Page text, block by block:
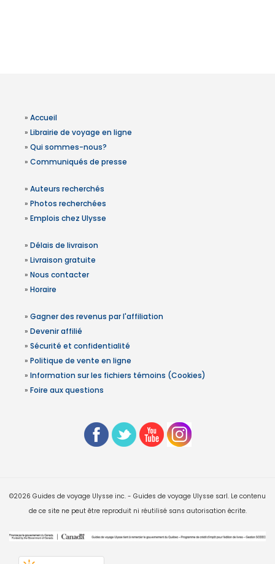
» Accueil
» Librairie de voyage en ligne
» Qui sommes-nous?
» Communiqués de presse
» Auteurs recherchés
» Photos recherchées
» Emplois chez Ulysse
» Délais de livraison
» Livraison gratuite
» Nous contacter
» Horaire
» Gagner des revenus par l'affiliation
» Devenir affilié
» Sécurité et confidentialité
» Politique de vente en ligne
» Information sur les fichiers témoins (Cookies)
» Foire aux questions
©2026 Guides de voyage Ulysse inc. - Guides de voyage Ulysse sarl. Le contenu
de ce site ne peut être reproduit ni réutilisé sans autorisation écrite.